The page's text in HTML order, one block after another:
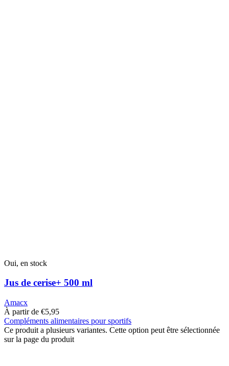
Oui, en stock
Jus de cerise+ 500 ml
Amacx
À partir de €5,95
Compléments alimentaires pour sportifs
Ce produit a plusieurs variantes. Cette option peut être sélectionnée
sur la page du produit